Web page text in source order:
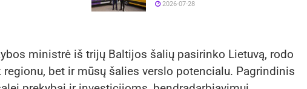
2026-07-28
ministrė iš trijų Baltijos šalių pasirinko Lietuvą, rodo
bet ir mūsų šalies verslo potencialu. Pagrindinis